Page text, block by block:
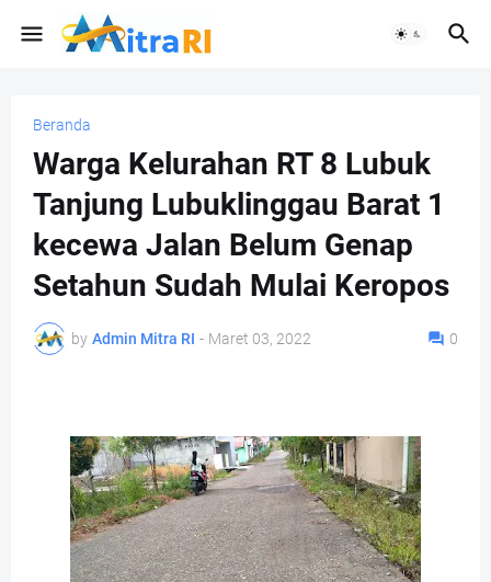
Beranda
Warga Kelurahan RT 8 Lubuk
Tanjung Lubuklinggau Barat 1
kecewa Jalan Belum Genap
Setahun Sudah Mulai Keropos
by Admin Mitra RI - Maret 03, 2022 0